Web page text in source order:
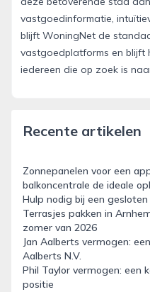
vastgoedinformatie,
blijft WoningNet de
vastgoedplatforms en blijft
iedereen die op zoek is
Recente artikelen
Zonnepanelen voor een
balkoncentrale de ideale
Hulp nodig bij een
Terrasjes pakken in
zomer van 2026
Jan Aalberts vermogen:
Aalberts N.V.
Phil Taylor vermogen: een
positie